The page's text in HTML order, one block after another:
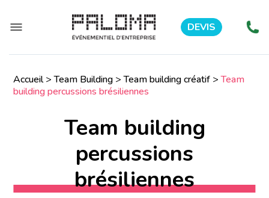
DEVIS
Accueil >Team Building >Team building créatif >Team
building percussions brésiliennes
Team building
percussions
brésiliennes